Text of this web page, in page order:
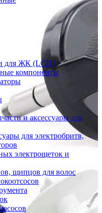
для ЖК (LCD)
компоненты
и аксессуары для
для электробритв,
электрощеток и
щипцов для волос